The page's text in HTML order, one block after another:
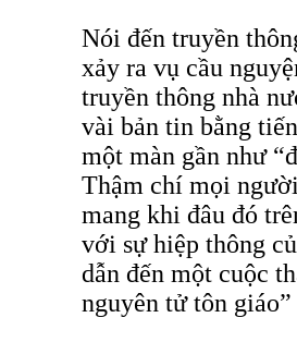
Nói đến truyền
xảy ra vụ cầu
truyền thông nhà
vài bản tin bằng
một màn gần như
Thậm chí mọi
mang khi đâu đó
với sự hiệp thông
dẫn đến một cuộc
nguyên tử tôn